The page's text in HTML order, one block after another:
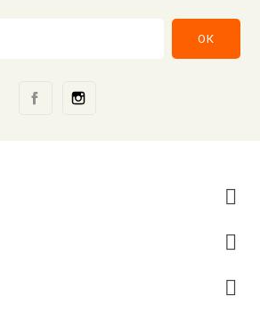
Facebook


